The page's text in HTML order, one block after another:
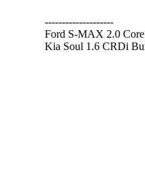
--------------------
Ford S-MAX 2.0
Kia Soul 1.6 CRDi